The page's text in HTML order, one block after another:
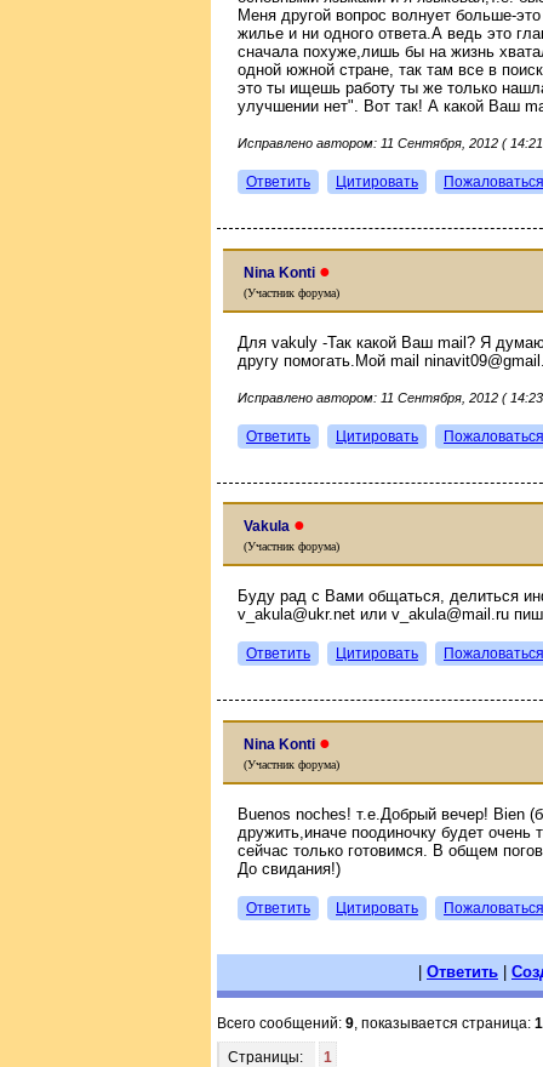
Меня другой вопрос волнует больше-
жилье и ни одного ответа.А ведь это
сначала похуже,лишь бы на жизнь
одной южной стране, так там все в
это ты ищешь работу ты же только
улучшении нет". Вот так! А какой Ваш
Исправлено автором: 11 Сентября, 2012 (
Ответить Цитировать Пожаловаться
Nina Konti ●
(Участник форума)
Для vakuly -Так какой Ваш mail? Я
другу помогать.Мой mail
Исправлено автором: 11 Сентября, 2012 (
Ответить Цитировать Пожаловаться
Vakula ●
(Участник форума)
Буду рад с Вами общаться, делиться
v_akula@ukr.net или v_akula@mail.ru
Ответить Цитировать Пожаловаться
Nina Konti ●
(Участник форума)
Buenos noches! т.е.Добрый вечер! Вien
дружить,иначе поодиночку будет
сейчас только готовимся. В общем
До свидания!)
Ответить Цитировать Пожаловаться
| Ответить |
Всего сообщений: 9 , показывается страница: 1
Страницы:
1